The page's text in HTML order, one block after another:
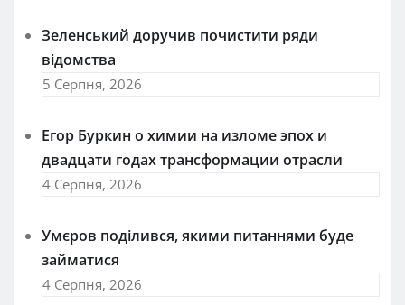
Зеленський доручив почистити ряди
відомства
5 Серпня, 2026
Егор Буркин о химии на изломе эпох и
двадцати годах трансформации отрасли
4 Серпня, 2026
Умєров поділився, якими питаннями буде
займатися
4 Серпня, 2026